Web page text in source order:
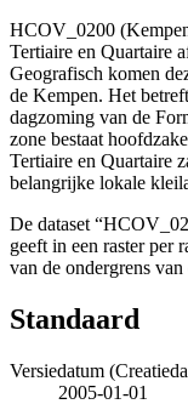
HCOV_0200
Tertiaire en Quartaire
Geografisch komen
de Kempen. Het
dagzoming van de
zone bestaat
Tertiaire en Quartaire
belangrijke lokale
De dataset
geeft in een raster per
van de ondergrens
Standaard
Versiedatum
2005-01-01